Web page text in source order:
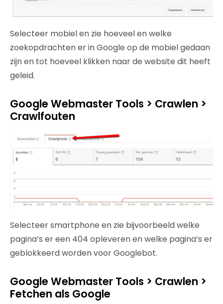
Selecteer mobiel en zie hoeveel en welke
zoekopdrachten er in Google op de mobiel gedaan
zijn en tot hoeveel klikken naar de website dit heeft
geleid.
Google Webmaster Tools > Crawlen >
Crawlfouten
Selecteer smartphone en zie bijvoorbeeld welke
pagina’s er een 404 opleveren en welke pagina’s er
geblokkeerd worden voor Googlebot.
Google Webmaster Tools > Crawlen >
Fetchen als Google